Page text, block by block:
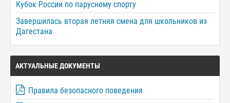
Кубок России по парусному спорту
Завершилась вторая летняя смена для школьников из
Дагестана
АКТУАЛЬНЫЕ ДОКУМЕНТЫ
Правила безопасного поведения